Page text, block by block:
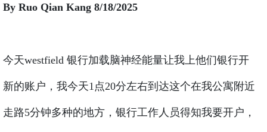
By Ruo Qian Kang 8/18/2025
今天westfield 银行加载脑神经能量让我上他们银行开
新的账户，我今天1点20分左右到达这个在我公寓附近
走路5分钟多种的地方，银行工作人员得知我要开户，